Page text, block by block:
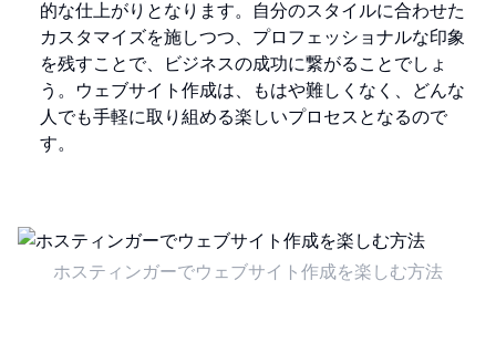
的な仕上がりとなります。自分のスタイルに合わせた
カスタマイズを施しつつ、プロフェッショナルな印象
を残すことで、ビジネスの成功に繋がることでしょ
う。ウェブサイト作成は、もはや難しくなく、どんな
人でも手軽に取り組める楽しいプロセスとなるので
す。
ホスティンガーでウェブサイト作成を楽しむ方法